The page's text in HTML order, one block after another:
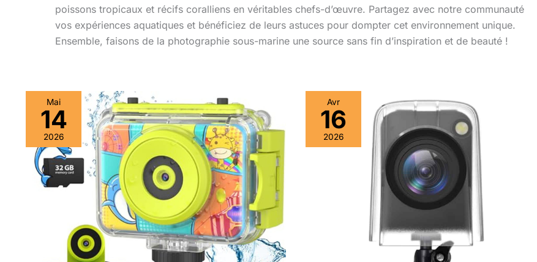
poissons tropicaux et récifs coralliens en véritables chefs-d’œuvre. Partagez avec notre communauté
vos expériences aquatiques et bénéficiez de leurs astuces pour dompter cet environnement unique.
Ensemble, faisons de la photographie sous-marine une source sans fin d’inspiration et de beauté !
Mai
14
2026
Test
:
caméra
sous-
marine
enfant
carte
Avr
16
2026
Test
de
la
timelapse
étanche